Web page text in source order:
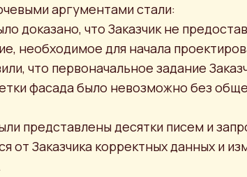
аргументами стали:
доказано, что Заказчик не
необходимое для начала
что первоначальное задание
фасада было невозможно без
представлены десятки писем и
от Заказчика корректных данных и